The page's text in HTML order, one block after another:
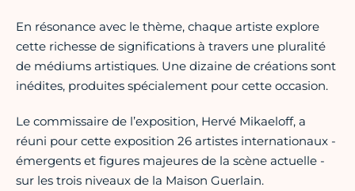
En résonance avec le thème, chaque artiste explore
cette richesse de significations à travers une pluralité
de médiums artistiques. Une dizaine de créations sont
inédites, produites spécialement pour cette occasion.
Le commissaire de l’exposition, Hervé Mikaeloff, a
réuni pour cette exposition 26 artistes internationaux -
émergents et figures majeures de la scène actuelle -
sur les trois niveaux de la Maison Guerlain.